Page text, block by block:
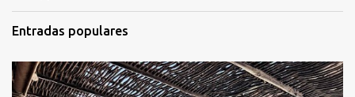
Entradas populares